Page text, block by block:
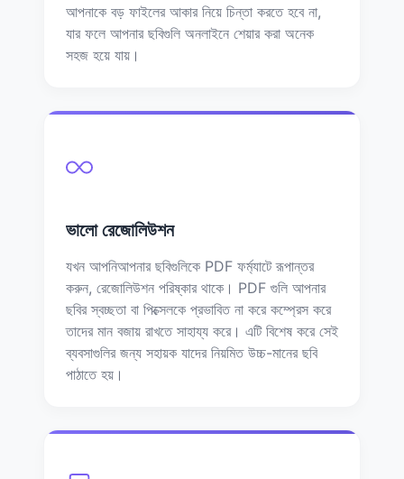
আপনাকে বড় ফাইলের আকার নিয়ে চিন্তা করতে হবে না,
যার ফলে আপনার ছবিগুলি অনলাইনে শেয়ার করা অনেক
সহজ হয়ে যায়।
ভালো রেজোলিউশন
যখন আপনিআপনার ছবিগুলিকে PDF ফর্ম্যাটে রূপান্তর
করুন, রেজোলিউশন পরিষ্কার থাকে। PDF গুলি আপনার
ছবির স্বচ্ছতা বা পিক্সেলকে প্রভাবিত না করে কম্প্রেস করে
তাদের মান বজায় রাখতে সাহায্য করে। এটি বিশেষ করে সেই
ব্যবসাগুলির জন্য সহায়ক যাদের নিয়মিত উচ্চ-মানের ছবি
পাঠাতে হয়।